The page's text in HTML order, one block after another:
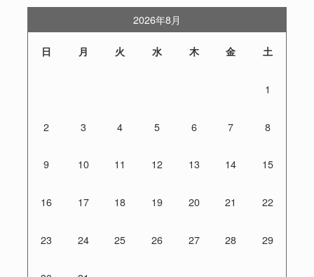
2026年8月
日 月 火 水 木 金 土
1
2 3 4 5 6 7 8
9 10 11 12 13 14 15
16 17 18 19 20 21 22
23 24 25 26 27 28 29